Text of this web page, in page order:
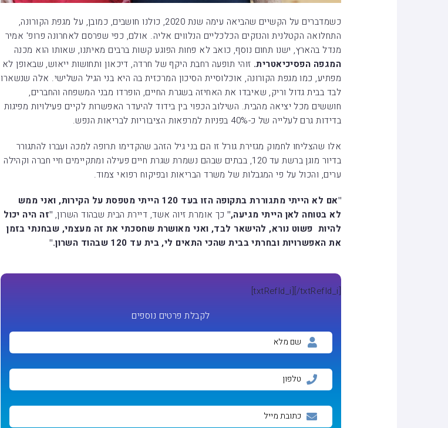
כשמדברים על הקשיים שהביאה עימה שנת 2020, כולנו חושבים, כמובן, על מגפת הקורונה,
התחלואה הקטלנית והנזקים הכלכליים הנלווים אליה. אולם, כפי שפרסם לאחרונה פרופ' אמיר
מנדל בהארץ, ישנו תחום נוסף, כואב לא פחות הפוגע קשות ברבים מאיתנו, שאותו הוא מכנה
המגפה הפסיכיאטרית. זוהי תופעה רחבת היקף של חרדה, דיכאון ותחושות ייאוש, שבאופן לא
מפתיע, כמו מגפת הקורונה, אוכלוסיית הסיכון המרכזית בה היא בני הגיל השלישי. אלה שנשארו
לבד בבית גדול וריק, שאיבדו את האחיזה בשגרת החיים, הופרדו מבני המשפחה והחברים,
חוששים מכל יציאה מהבית. השילוב הכפוי בין בידוד להיעדר האפשרות לקיים פעילויות מפיגות
בדידות גרם לעלייה של כ-40% בפניות למרפאות הציבוריות לבריאות הנפש.
אלו שהצליחו לחמוק מגזירת גורל זו הם בני גיל הזהב שהקדימו תרופה למכה ועברו להתגורר
בדיור מוגן ברשת עד 120, בבתים שבהם נשמרת שגרת חיים פעילה ומתקיימים חיי חברה וקהילה
ערים, והכול על פי המגבלות של משרד הבריאות ובפיקוח רפואי צמוד.
"אם לא הייתי מתגוררת בתקופה הזו בעד 120 הייתי מטפסת על הקירות, ואני ממש
לא בטוחה לאן הייתי מגיעה,"כך אומרת זיוה אשד, דיירת הבית שבהוד השרון, "זה היה יכול
להיות פשוט נורא, להישאר לבד, ואני מאושרת שחסכתי את זה מעצמי, שבחנתי בזמן
את האפשרויות ובחרתי בבית שהכי התאים לי, בית עד 120 שבהוד השרון."
[txtRefId_i][/txtRefId_i]
לקבלת פרטים נוספים